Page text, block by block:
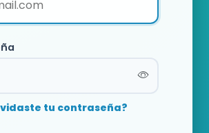
tu contraseña?